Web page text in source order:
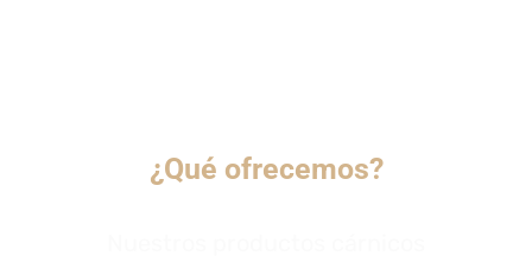
¿Qué ofrecemos?